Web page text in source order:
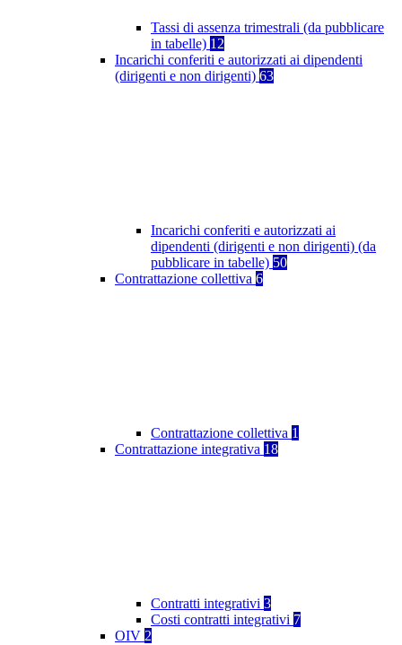
Tassi di assenza trimestrali (da pubblicare
in tabelle) 12
Incarichi conferiti e autorizzati ai dipendenti
(dirigenti e non dirigenti) 63
Incarichi conferiti e autorizzati ai
dipendenti (dirigenti e non dirigenti) (da
pubblicare in tabelle) 50
Contrattazione collettiva 6
Contrattazione collettiva 1
Contrattazione integrativa 18
Contratti integrativi 3
Costi contratti integrativi 7
OIV 2